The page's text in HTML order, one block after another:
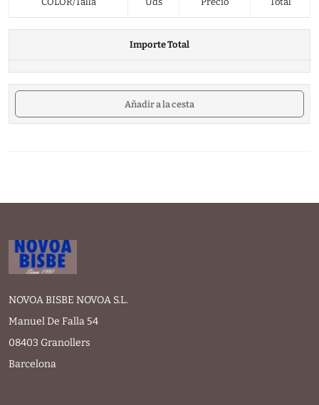
Importe Total
Añadir a la cesta
NOVOA BISBE NOVOA S.L.
Manuel De Falla 54
08403 Granollers
Barcelona